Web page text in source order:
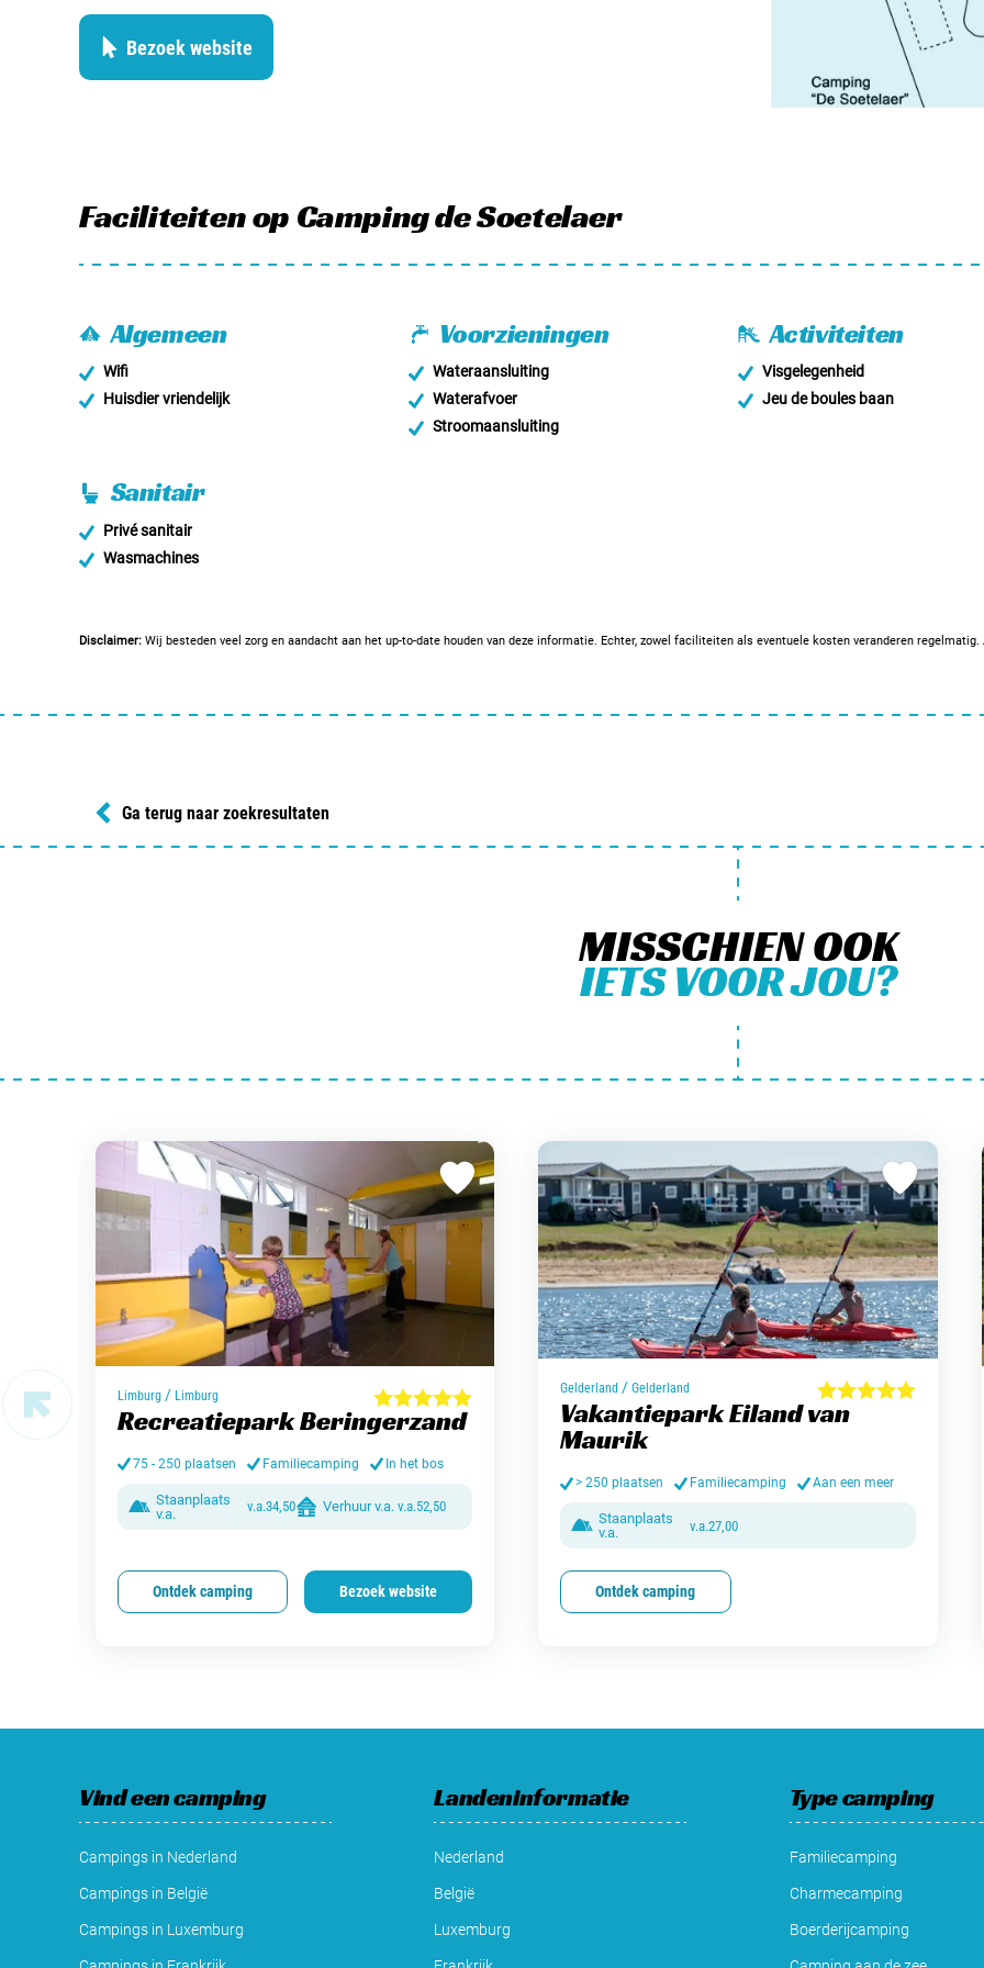
Bezoek website
Faciliteitenop Camping de Soetelaer
Algemeen
Wifi
Huisdier vriendelijk
Voorzieningen
Wateraansluiting
Waterafvoer
Stroomaansluiting
Activiteiten
Visgelegenheid
Jeu de boules baan
Sanitair
Privé sanitair
Wasmachines
Disclaimer: Wij besteden veel zorg en aandacht aan het up-to-date houden van deze informatie. Echter, zowel faciliteiten als eventuele kosten veranderen
Ga terug naar zoekresultaten
MISSCHIEN OOK
IETS VOOR JOU?
Limburg / Limburg
Recreatiepark Beringerzand
75 - 250 plaatsen Familiecamping In het bos
Staanplaats
v.a.
v.a.34,50 Verhuur v.a. v.a.52,50
Ontdek camping Bezoek website
Gelderland /Gelderland
Vakantiepark Eiland van
Maurik
> 250 plaatsen Familiecamping Aan een meer
Staanplaats
v.a.
v.a.27,00
Ontdek camping
Vind een camping
Campings in Nederland
Campings in België
Campings in Luxemburg
Landeninformatie
Nederland
België
Luxemburg
Type camping
Familiecamping
Charmecamping
Boerderijcamping